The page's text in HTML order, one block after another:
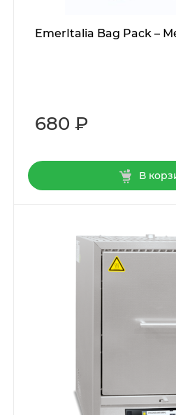
EmerItalia Bag Pack –
680 ₽
В